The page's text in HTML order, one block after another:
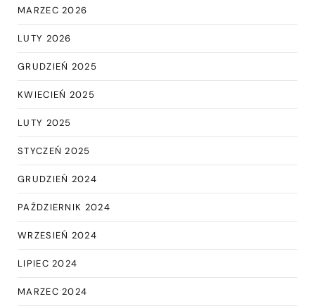
MARZEC 2026
LUTY 2026
GRUDZIEŃ 2025
KWIECIEŃ 2025
LUTY 2025
STYCZEŃ 2025
GRUDZIEŃ 2024
PAŹDZIERNIK 2024
WRZESIEŃ 2024
LIPIEC 2024
MARZEC 2024